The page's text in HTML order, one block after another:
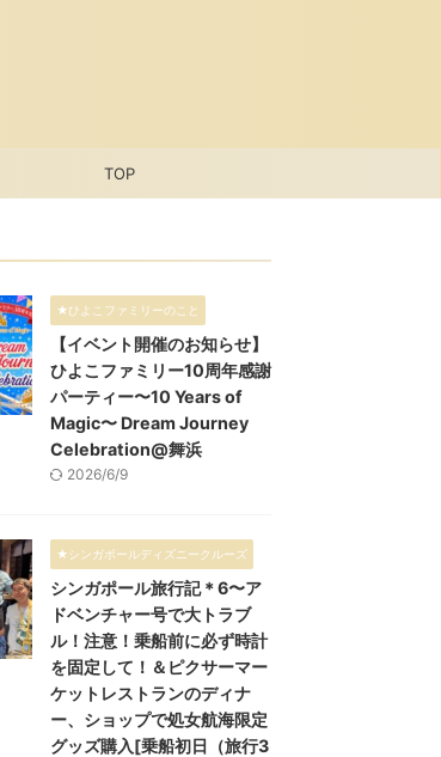
TOP
★ひよこファミリーのこと
【イベント開催のお知らせ】
ひよこファミリー10周年感謝
パーティー〜10 Years of
Magic〜 Dream Journey
Celebration@舞浜
2026/6/9
★シンガポールディズニークルーズ
シンガポール旅行記＊6〜ア
ドベンチャー号で大トラブ
ル！注意！乗船前に必ず時計
を固定して！＆ピクサーマー
ケットレストランのディナ
ー、ショップで処女航海限定
グッズ購入[乗船初日（旅行3